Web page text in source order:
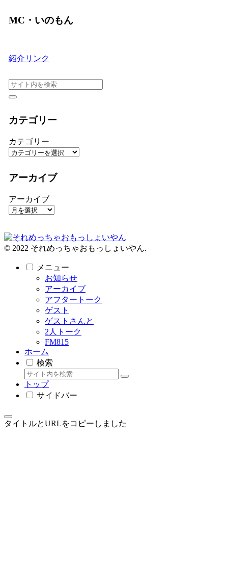
MC・いのもん
紹介リンク
カテゴリー
カテゴリー
アーカイブ
アーカイブ
© 2022 それめっちゃおもっしょいやん.
メニュー
お知らせ
アーカイブ
アフタートーク
ゲスト
ゲストさんと
2人トーク
FM815
ホーム
検索
トップ
サイドバー
タイトルとURLをコピーしました